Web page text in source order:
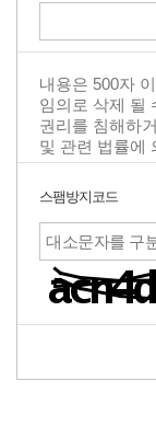
스팸방지코드